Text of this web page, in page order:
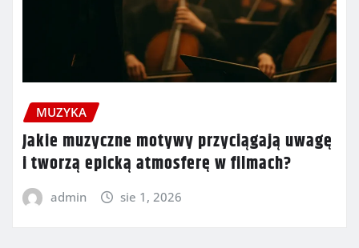
MUZYKA
Jakie muzyczne motywy przyciągają uwagę
i tworzą epicką atmosferę w filmach?
admin sie 1, 2026